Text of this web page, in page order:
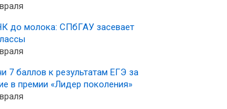
до молока: СПбГАУ засевает
7 баллов к результатам ЕГЭ за
в премии «Лидер поколения»